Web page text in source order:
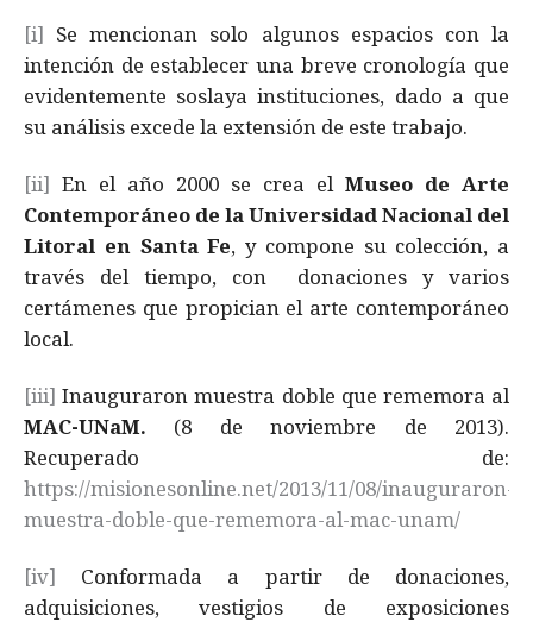
[i] Se mencionan solo algunos espacios con la
intención de establecer una breve cronología que
evidentemente soslaya instituciones, dado a que
su análisis excede la extensión de este trabajo.
[ii] En el año 2000 se crea elMuseo de Arte
Contemporáneo de la Universidad Nacional del
Litoral en Santa Fe, y compone su colección, a
través del tiempo, con donaciones y varios
certámenes que propician el arte contemporáneo
local.
[iii] Inauguraron muestra doble que rememora al
MAC-UNaM. (8 de noviembre de 2013).
Recuperado de:
https://misionesonline.net/2013/11/08/inauguraron-
muestra-doble-que-rememora-al-mac-unam/
[iv] Conformada a partir de donaciones,
adquisiciones, vestigios de exposiciones